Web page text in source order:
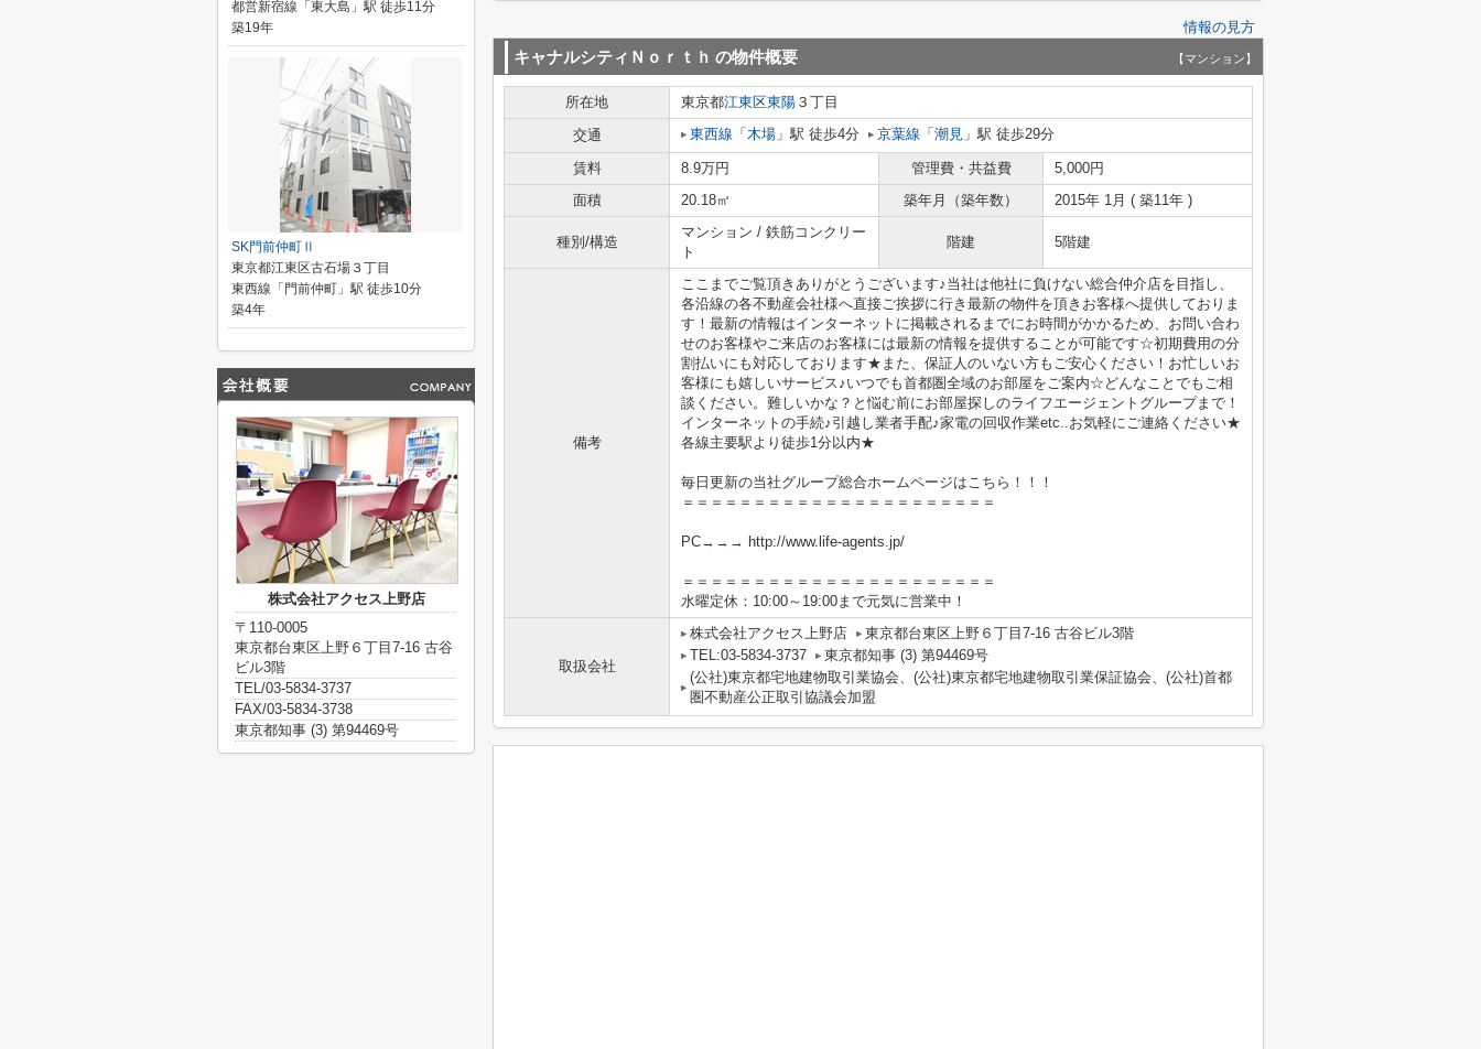
情報の見方
キャナルシティＮｏｒｔｈ の物件概要 【マンション】
所在地 東京都江東区東陽 ３丁目
交通
東西線 「 木場 」駅 徒歩4分 京葉線 「 潮見 」駅 徒歩29分
賃料 8.9万円 管理費・共益費
5,000円
面積
20.18㎡ 築年月（築年数） 2015年 1月 ( 築11年 )
種別/構造
マンション / 鉄筋コンクリー
ト
階建 5階建
備考
ここまでご覧頂きありがとうございます♪当社は他社に負けない総合仲介店を目指し、
各沿線の各不動産会社様へ直接ご挨拶に行き最新の物件を頂きお客様へ提供しておりま
す！最新の情報はインターネットに掲載されるまでにお時間がかかるため、お問い合わ
せのお客様やご来店のお客様には最新の情報を提供することが可能です☆初期費用の分
割払いにも対応しております★また、保証人のいない方もご安心ください！お忙しいお
客様にも嬉しいサービス♪いつでも首都圏全域のお部屋をご案内☆どんなことでもご相
談ください。難しいかな？と悩む前にお部屋探しのライフエージェントグループまで！
インターネットの手続♪引越し業者手配♪家電の回収作業etc..お気軽にご連絡ください★
各線主要駅より徒歩1分以内★
毎日更新の当社グループ総合ホームページはこちら！！！
＝＝＝＝＝＝＝＝＝＝＝＝＝＝＝＝＝＝＝＝＝＝
PC→→→ http://www.life-agents.jp/
＝＝＝＝＝＝＝＝＝＝＝＝＝＝＝＝＝＝＝＝＝＝
水曜定休：10:00～19:00まで元気に営業中！
取扱会社
株式会社アクセス上野店
東京都台東区上野６丁目7-16 古谷ビル3階
TEL:03-5834-3737
東京都知事 (3) 第94469号
(公社)東京都宅地建物取引業協会、(公社)東京都宅地建物取引業保証協会、(公社)首都
圏不動産公正取引協議会加盟
都営新宿線「東大島」駅 徒歩11分
築19年
SK門前仲町Ⅱ
東京都江東区古石場３丁目
東西線「門前仲町」駅 徒歩10分
築4年
株式会社アクセス上野店
〒110-0005
東京都台東区上野６丁目7-16 古谷
ビル3階
TEL/03-5834-3737
FAX/03-5834-3738
東京都知事 (3) 第94469号